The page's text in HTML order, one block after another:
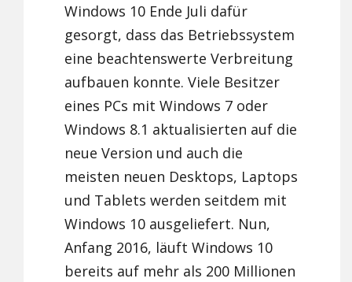
Windows 10 Ende Juli dafür
gesorgt, dass das Betriebssystem
eine beachtenswerte Verbreitung
aufbauen konnte. Viele Besitzer
eines PCs mit Windows 7 oder
Windows 8.1 aktualisierten auf die
neue Version und auch die
meisten neuen Desktops, Laptops
und Tablets werden seitdem mit
Windows 10 ausgeliefert. Nun,
Anfang 2016, läuft Windows 10
bereits auf mehr als 200 Millionen